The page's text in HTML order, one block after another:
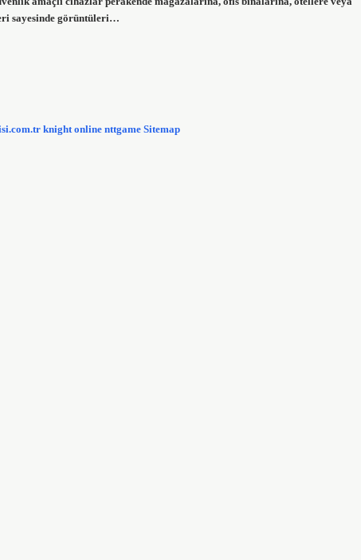
sayesinde görüntüleri…
knight online nttgame Sitemap